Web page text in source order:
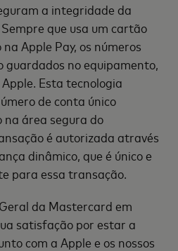
a integridade da
que usa um cartão
Apple Pay, os números
guardados no equipamento,
Esta tecnologia
de conta único
área segura do
é autorizada através
dinâmico, que é único e
para essa transação.
da Mastercard em
satisfação por estar a
com a Apple e os nossos